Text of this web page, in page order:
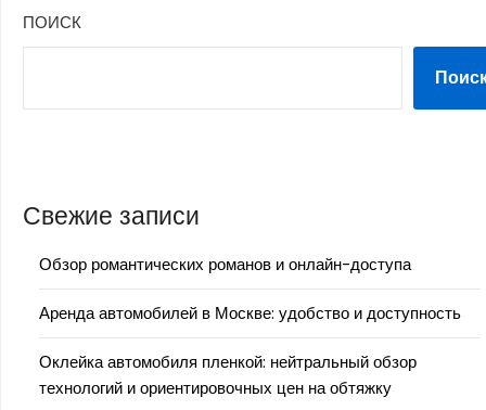
ПОИСК
Свежие записи
Обзор романтических романов и онлайн-доступа
Аренда автомобилей в Москве: удобство и доступность
Оклейка автомобиля пленкой: нейтральный обзор
технологий и ориентировочных цен на обтяжку